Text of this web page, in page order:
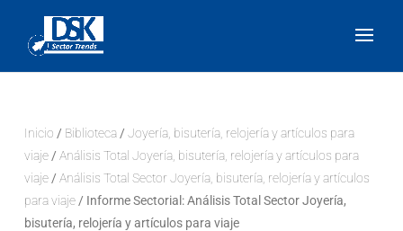
Inicio / Biblioteca/ Joyería, bisutería, relojería y artículos para
viaje/ Análisis Total Joyería, bisutería, relojería y artículos para
viaje/ Análisis Total Sector Joyería, bisutería, relojería y artículos
para viaje/ Informe Sectorial: Análisis Total Sector Joyería,
bisutería, relojería y artículos para viaje